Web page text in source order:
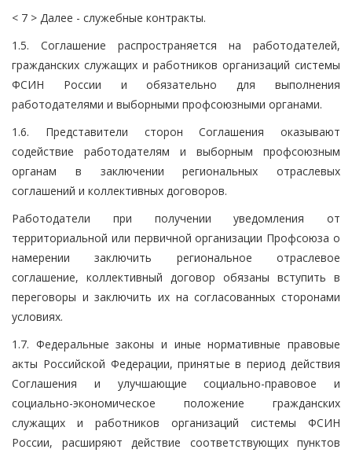
< 7 > Далее - служебные контракты.
1.5. Соглашение распространяется на работодателей,
гражданских служащих и работников организаций системы
ФСИН России и обязательно для выполнения
работодателями и выборными профсоюзными органами.
1.6. Представители сторон Соглашения оказывают
содействие работодателям и выборным профсоюзным
органам в заключении региональных отраслевых
соглашений и коллективных договоров.
Работодатели при получении уведомления от
территориальной или первичной организации Профсоюза о
намерении заключить региональное отраслевое
соглашение, коллективный договор обязаны вступить в
переговоры и заключить их на согласованных сторонами
условиях.
1.7. Федеральные законы и иные нормативные правовые
акты Российской Федерации, принятые в период действия
Соглашения и улучшающие социально-правовое и
социально-экономическое положение гражданских
служащих и работников организаций системы ФСИН
России, расширяют действие соответствующих пунктов